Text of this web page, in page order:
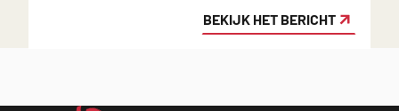
BEKIJK HET BERICHT